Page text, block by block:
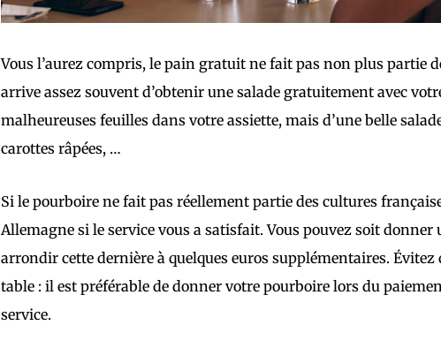
Vous l’aurez compris, le pain gratuit ne fait pas non plus partie
arrive assez souvent d’obtenir une salade gratuitement avec
malheureuses feuilles dans votre assiette, mais d’une belle
carottes râpées, …
Si le pourboire ne fait pas réellement partie des cultures
Allemagne si le service vous a satisfait. Vous pouvez soit
arrondir cette dernière à quelques euros supplémentaires.
table : il est préférable de donner votre pourboire lors du
service.